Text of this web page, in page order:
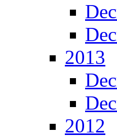
2013
2012